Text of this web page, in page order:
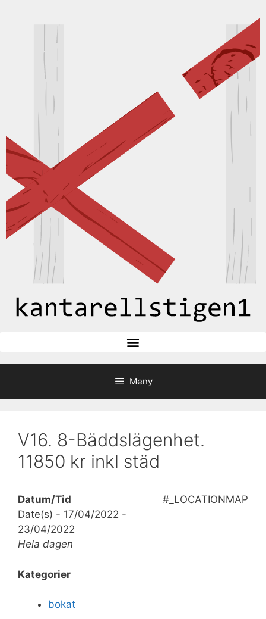
Meny
V16. 8-Bäddslägenhet.
11850 kr inkl städ
#_LOCATIONMAP
Datum/Tid
Date(s) - 17/04/2022 -
23/04/2022
Hela dagen
Kategorier
bokat